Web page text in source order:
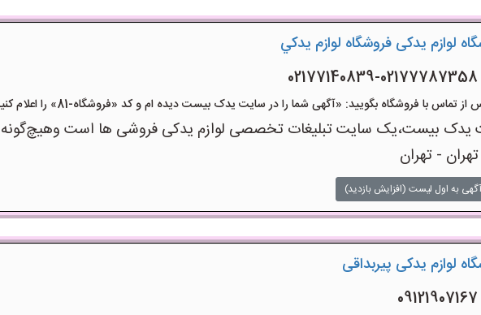
لوازم یدکی فروشگاه لوازم يدکي
02177787358-02177140839
تماس با فروشگاه بگویید: «آگهی شما را در سایت یدک بیست دیده ام و کد «فروشگاه-81» را اعلام کنید»
یدک بیست،یک سایت تبلیغات تخصصی لوازم یدکی فروشی ها است وهیچ‌گونه
تهران - تهران
آگهی به اول لیست (افزایش بازدید)
لوازم یدکی پیربداقی
09121907167